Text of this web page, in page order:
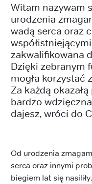
Witam nazywam
urodzenia
wadą serca oraz
zakwalifikowana
Dzięki zebranym
mogła korzystać
Za każdą
bardzo
dajesz, wróci do
Od urodzenia
serca oraz innymi
biegiem lat się